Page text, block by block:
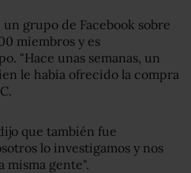
grupo de Facebook sobre
miembros y es
"Hace unas semanas, un
le había ofrecido la compra
que también fue
lo investigamos y nos
misma gente".